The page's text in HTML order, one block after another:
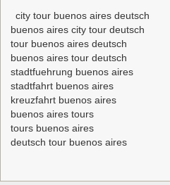
city tour buenos aires deutsch
buenos aires city tour deutsch
tour buenos aires deutsch
buenos aires tour deutsch
stadtfuehrung buenos aires
stadtfahrt buenos aires
kreuzfahrt buenos aires
buenos aires tours
tours buenos aires
deutsch tour buenos aires